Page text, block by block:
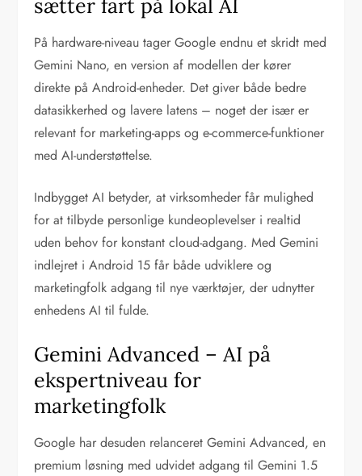
sætter fart på lokal AI
På hardware-niveau tager Google endnu et skridt med
Gemini Nano, en version af modellen der kører
direkte på Android-enheder. Det giver både bedre
datasikkerhed og lavere latens – noget der især er
relevant for marketing-apps og e-commerce-funktioner
med AI-understøttelse.
Indbygget AI betyder, at virksomheder får mulighed
for at tilbyde personlige kundeoplevelser i realtid
uden behov for konstant cloud-adgang. Med Gemini
indlejret i Android 15 får både udviklere og
marketingfolk adgang til nye værktøjer, der udnytter
enhedens AI til fulde.
Gemini Advanced – AI på
ekspertniveau for
marketingfolk
Google har desuden relanceret Gemini Advanced, en
premium løsning med udvidet adgang til Gemini 1.5